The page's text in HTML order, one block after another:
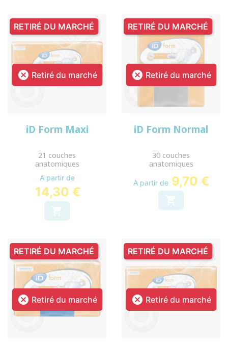
 Retiré du marché
iD Form Maxi
21 couches
anatomiques
A partir de
14,30 €

RETIRÉ DU MARCHÉ
 Retiré du marché
iD Form Normal
30 couches
anatomiques
A partir de 9,70 €

RETIRÉ DU MARCHÉ
 Retiré du marché
RETIRÉ DU MARCHÉ
 Retiré du marché
RETIRÉ DU MARCHÉ